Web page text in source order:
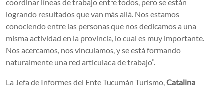
coordinar líneas de trabajo entre todos, pero se están
logrando resultados que van más allá. Nos estamos
conociendo entre las personas que nos dedicamos a una
misma actividad en la provincia, lo cual es muy importante.
Nos acercamos, nos vinculamos, y se está formando
naturalmente una red articulada de trabajo”.
La Jefa de Informes del Ente Tucumán Turismo, Catalina